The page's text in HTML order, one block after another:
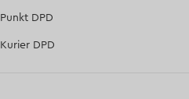
Punkt DPD
Kurier DPD